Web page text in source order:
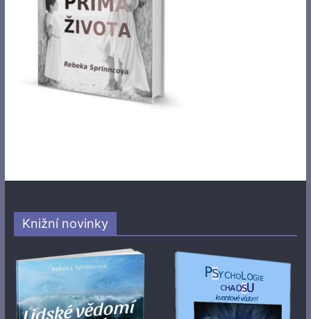
Knižní novinky